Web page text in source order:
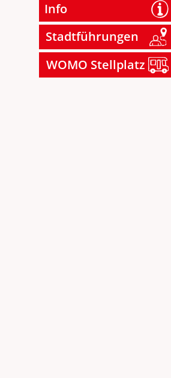
Info
Stadtführungen
WOMO Stellplatz